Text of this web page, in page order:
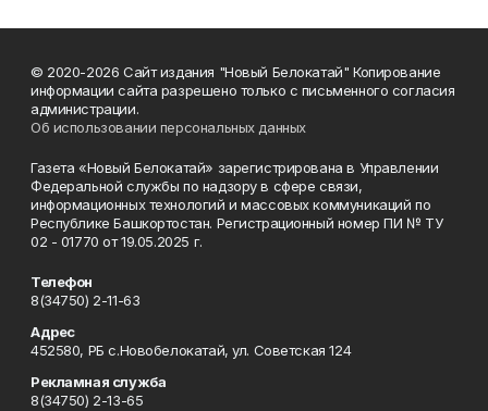
© 2020-2026 Сайт издания "Новый Белокатай" Копирование
информации сайта разрешено только с письменного согласия
администрации.
Об использовании персональных данных
Газета «Новый Белокатай» зарегистрирована в Управлении
Федеральной службы по надзору в сфере связи,
информационных технологий и массовых коммуникаций по
Республике Башкортостан. Регистрационный номер ПИ № ТУ
02 - 01770 от 19.05.2025 г.
Телефон
8(34750) 2-11-63
Адрес
452580, РБ с.Новобелокатай, ул. Советская 124
Рекламная служба
8(34750) 2-13-65